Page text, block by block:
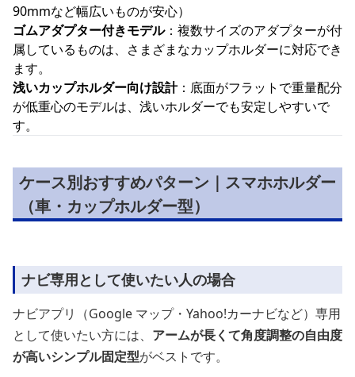
90mmなど幅広いものが安心）
ゴムアダプター付きモデル：複数サイズのアダプターが付
属しているものは、さまざまなカップホルダーに対応でき
ます。
浅いカップホルダー向け設計：底面がフラットで重量配分
が低重心のモデルは、浅いホルダーでも安定しやすいで
す。
ケース別おすすめパターン｜スマホホルダー
（車・カップホルダー型）
ナビ専用として使いたい人の場合
ナビアプリ（Google マップ・Yahoo!カーナビなど）専用
として使いたい方には、 アームが長くて角度調整の自由度
が高いシンプル固定型がベストです。